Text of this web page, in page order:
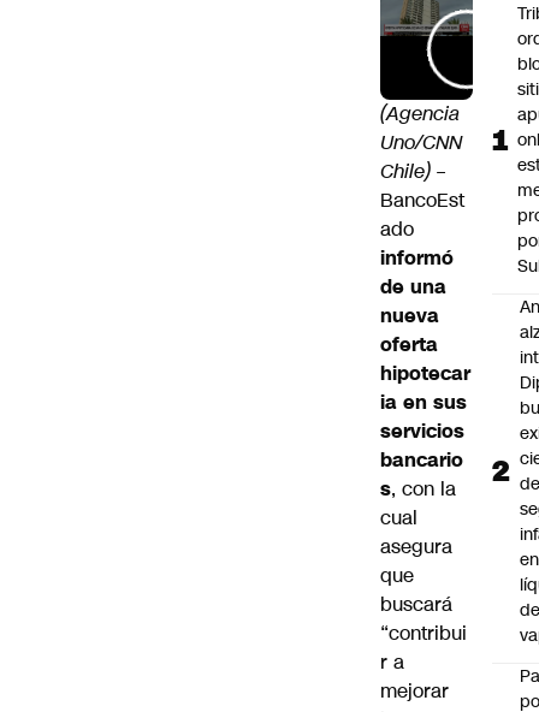
(Agencia
Uno/CNN
Chile) –
BancoEst
ado
informó
de una
nueva
oferta
hipotecar
ia en sus
servicios
bancario
s, con la
cual
asegura
que
buscará
“contribui
r a
mejorar
de
en
de